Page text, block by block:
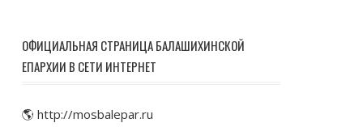
ОФИЦИАЛЬНАЯ СТРАНИЦА БАЛАШИХИНСКОЙ
ЕПАРХИИ В СЕТИ ИНТЕРНЕТ
🌎 http://mosbalepar.ru